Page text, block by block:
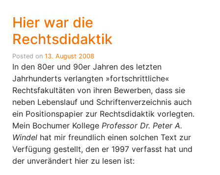
Hier war die
Rechtsdidaktik
Posted on 13. August 2008
In den 80er und 90er Jahren des letzten
Jahrhunderts verlangten »fortschrittliche«
Rechtsfakultäten von ihren Bewerben, dass sie
neben Lebenslauf und Schriftenverzeichnis auch
ein Positionspapier zur Rechtsdidaktik vorlegten.
Mein Bochumer Kollege Professor Dr. Peter A.
Windel hat mir freundlich einen solchen Text zur
Verfügung gestellt, den er 1997 verfasst hat und
der unverändert hier zu lesen ist: